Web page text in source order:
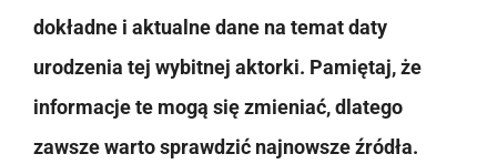
dokładne i aktualne dane na temat daty
urodzenia tej wybitnej aktorki. Pamiętaj, że
informacje te mogą się zmieniać, dlatego
zawsze warto sprawdzić najnowsze źródła.